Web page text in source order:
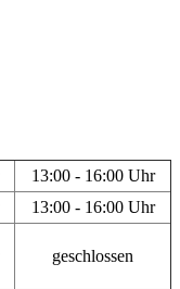
13:00 - 16:00 Uhr
13:00 - 16:00 Uhr
geschlossen